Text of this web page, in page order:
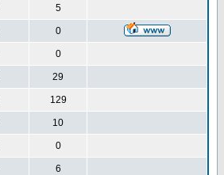
5
0
0
29
129
10
0
6